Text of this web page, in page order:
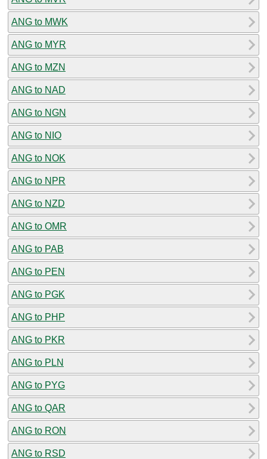
ANG to MWK
ANG to MYR
ANG to MZN
ANG to NAD
ANG to NGN
ANG to NIO
ANG to NOK
ANG to NPR
ANG to NZD
ANG to OMR
ANG to PAB
ANG to PEN
ANG to PGK
ANG to PHP
ANG to PKR
ANG to PLN
ANG to PYG
ANG to QAR
ANG to RON
ANG to RSD